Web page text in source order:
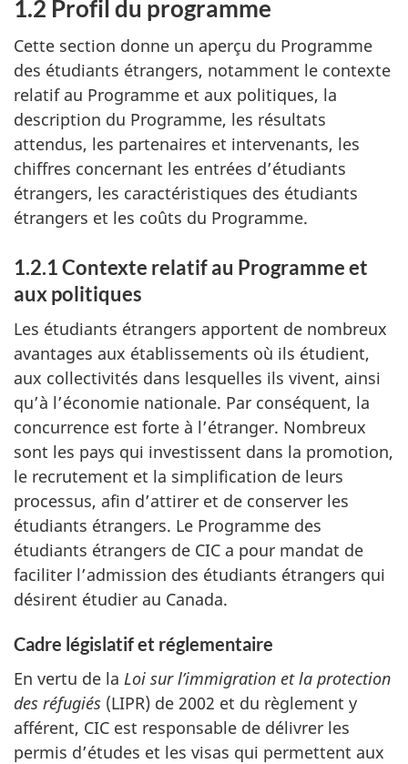
1.2 Profil du programme
Cette section donne un aperçu du Programme
des étudiants étrangers, notamment le contexte
relatif au Programme et aux politiques, la
description du Programme, les résultats
attendus, les partenaires et intervenants, les
chiffres concernant les entrées d’étudiants
étrangers, les caractéristiques des étudiants
étrangers et les coûts du Programme.
1.2.1 Contexte relatif au Programme et
aux politiques
Les étudiants étrangers apportent de nombreux
avantages aux établissements où ils étudient,
aux collectivités dans lesquelles ils vivent, ainsi
qu’à l’économie nationale. Par conséquent, la
concurrence est forte à l’étranger. Nombreux
sont les pays qui investissent dans la promotion,
le recrutement et la simplification de leurs
processus, afin d’attirer et de conserver les
étudiants étrangers. Le Programme des
étudiants étrangers de CIC a pour mandat de
faciliter l’admission des étudiants étrangers qui
désirent étudier au Canada.
Cadre législatif et réglementaire
En vertu de la Loi sur l’immigration et la protection
des réfugiés (LIPR) de 2002 et du règlement y
afférent, CIC est responsable de délivrer les
permis d’études et les visas qui permettent aux